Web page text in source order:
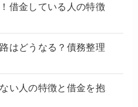
借金している人の特徴
はどうなる？債務整理
い人の特徴と借金を抱